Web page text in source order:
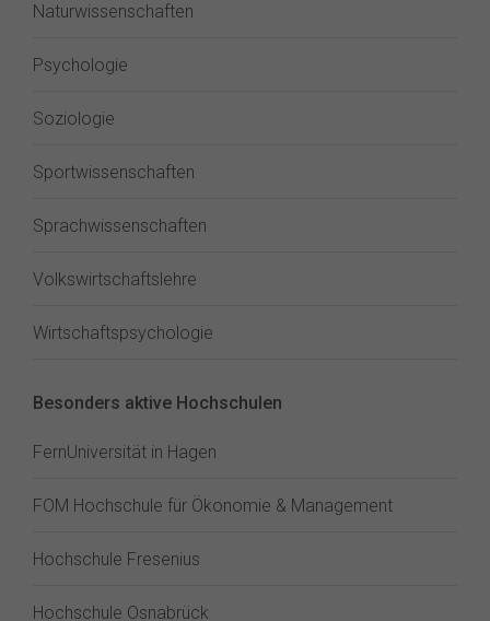
Naturwissenschaften
Psychologie
Soziologie
Sportwissenschaften
Sprachwissenschaften
Volkswirtschaftslehre
Wirtschaftspsychologie
Besonders aktive Hochschulen
FernUniversität in Hagen
FOM Hochschule für Ökonomie & Management
Hochschule Fresenius
Hochschule Osnabrück